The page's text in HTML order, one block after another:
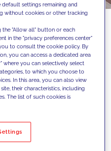
el IESE Business
inaugurado
evento que se ha
para
tendencias clave en
settings remaining and
without cookies or other tracking
the "Allow all" button or each
in the "privacy preferences center"
to consult the cookie policy. By
you can access a dedicated area
where you can selectively select
to which you choose to
In this area, you can also view
their characteristics, including
The list of such cookies is